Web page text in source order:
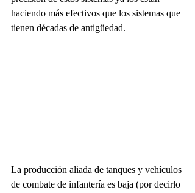
haciendo más efectivos que los sistemas que
tienen décadas de antigüedad.
La producción aliada de tanques y vehículos
de combate de infantería es baja (por decirlo